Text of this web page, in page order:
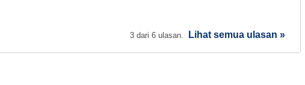
3 dari 6 ulasan. Lihat semua ulasan »